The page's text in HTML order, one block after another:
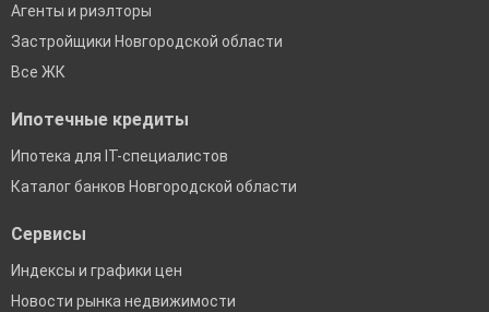
Агенты и риэлторы
Застройщики Новгородской области
Все ЖК
Ипотечные кредиты
Ипотека для IT-специалистов
Каталог банков Новгородской области
Сервисы
Индексы и графики цен
Новости рынка недвижимости